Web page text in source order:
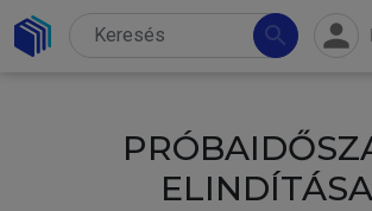
search person
ELINDÍTÁSA